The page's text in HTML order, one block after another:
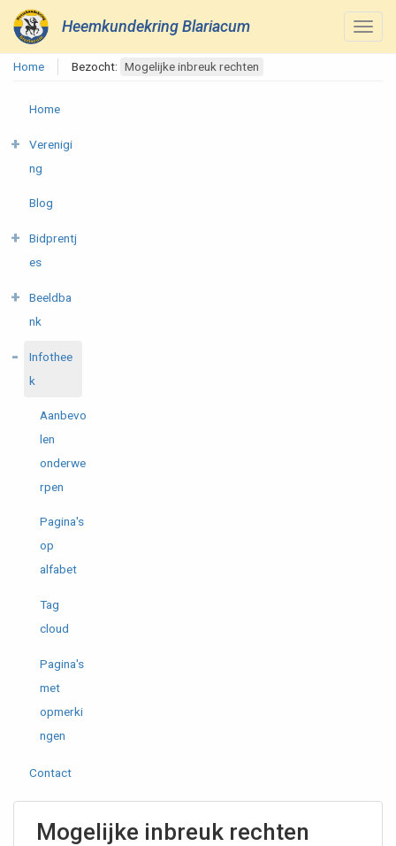
Heemkundekring Blariacum
Home Bezocht: Mogelijke inbreuk rechten
Home
Verenigi
ng
Blog
Bidprentj
es
Beeldba
nk
Infothee
k
Aanbevo
len
onderwe
rpen
Pagina's
op
alfabet
Tag
cloud
Pagina's
met
opmerki
ngen
Contact
Mogelijke inbreuk rechten